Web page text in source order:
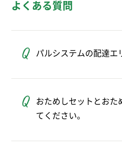
よくある質問
パルシステムの配達エ
山梨、長野、静岡、新
※上記の都県内でも一部配達
おためしセットとおた
てください。